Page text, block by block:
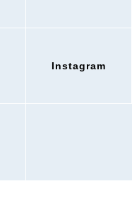
Instagram